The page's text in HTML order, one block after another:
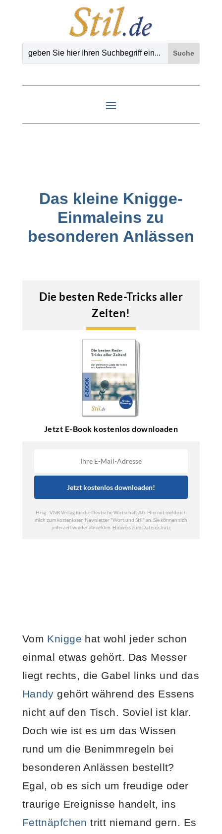
Das kleine Knigge-
Einmaleins zu
besonderen Anlässen
Vom Knigge hat wohl jeder schon
einmal etwas gehört. Das Messer
liegt rechts, die Gabel links und das
Handy gehört während des Essens
nicht auf den Tisch. Soviel ist klar.
Doch wie ist es um das Wissen
rund um die Benimmregeln bei
besonderen Anlässen bestellt?
Egal, ob es sich um freudige oder
traurige Ereignisse handelt, ins
Fettnäpfchen tritt niemand gern. Es